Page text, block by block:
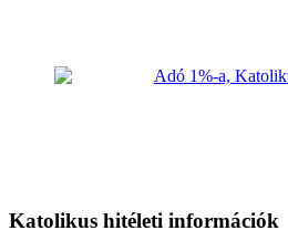
Katolikus hitéleti információk